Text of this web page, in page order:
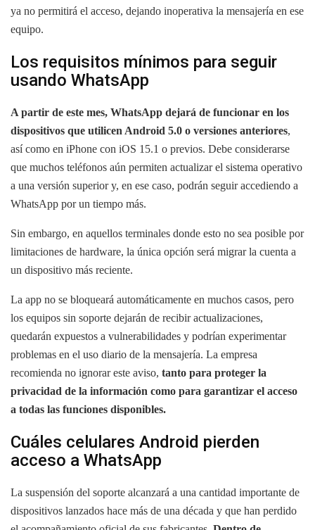
ya no permitirá el acceso, dejando inoperativa la mensajería en ese
equipo.
Los requisitos mínimos para seguir
usando WhatsApp
A partir de este mes, WhatsApp dejará de funcionar en los
dispositivos que utilicen Android 5.0 o versiones anteriores,
así como en iPhone con iOS 15.1 o previos. Debe considerarse
que muchos teléfonos aún permiten actualizar el sistema operativo
a una versión superior y, en ese caso, podrán seguir accediendo a
WhatsApp por un tiempo más.
Sin embargo, en aquellos terminales donde esto no sea posible por
limitaciones de hardware, la única opción será migrar la cuenta a
un dispositivo más reciente.
La app no se bloqueará automáticamente en muchos casos, pero
los equipos sin soporte dejarán de recibir actualizaciones,
quedarán expuestos a vulnerabilidades y podrían experimentar
problemas en el uso diario de la mensajería. La empresa
recomienda no ignorar este aviso, tanto para proteger la
privacidad de la información como para garantizar el acceso
a todas las funciones disponibles.
Cuáles celulares Android pierden
acceso a WhatsApp
La suspensión del soporte alcanzará a una cantidad importante de
dispositivos lanzados hace más de una década y que han perdido